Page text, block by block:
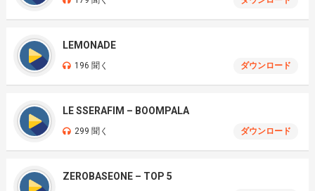
LEMONADE
196 聞く ダウンロード
LE SSERAFIM – BOOMPALA
299 聞く ダウンロード
ZEROBASEONE – TOP 5